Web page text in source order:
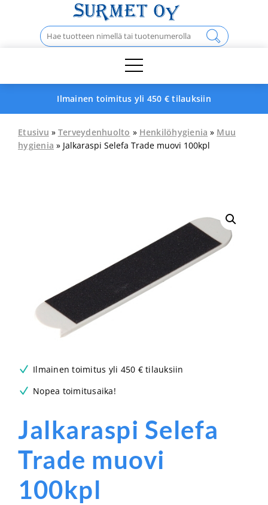
Haku:
Ilmainen toimitus yli 450 € tilauksiin
Etusivu » Terveydenhuolto » Henkilöhygienia » Muu
hygienia » Jalkaraspi Selefa Trade muovi 100kpl
Ilmainen toimitus yli 450 € tilauksiin
Nopea toimitusaika!
Jalkaraspi Selefa
Trade muovi
100kpl